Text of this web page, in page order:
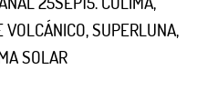
VOLCÁNICO, SUPERLUNA,
SOLAR